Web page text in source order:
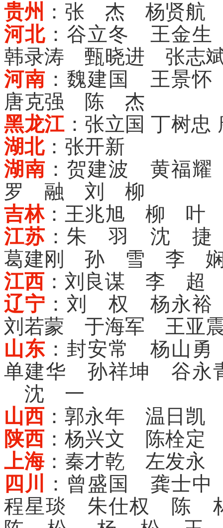
贵州 ：张 杰 杨贤航
河北 ：谷立冬 王金
韩录涛 甄晓进 张志
河南 ：魏建国 王
唐克强 陈 杰
黑龙江：张立国 丁树
湖北：张开新
湖南 ：贺建波 黄
罗 融 刘 柳
吉林：王兆旭 柳 叶
江苏 ：朱 羽 沈
葛建刚 孙 雪 李
江西 ：刘良谋 李 超
辽宁 ：刘 权 杨永
刘若蒙 于海军 王
山东 ：封安常 杨山
单建华 孙祥坤 谷
沈 一
山西 ：郭永年 温日
陕西 ：杨兴文 陈栓定
上海：秦才乾 左发
四川
：曾盛国 龚
程星琰 朱仕权